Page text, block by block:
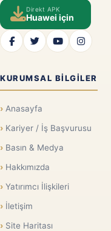
Direkt APK
Huawei için
KURUMSAL BILGILER
Anasayfa
Kariyer / İş Başvurusu
Basın & Medya
Hakkımızda
Yatırımcı İlişkileri
İletişim
Site Haritası